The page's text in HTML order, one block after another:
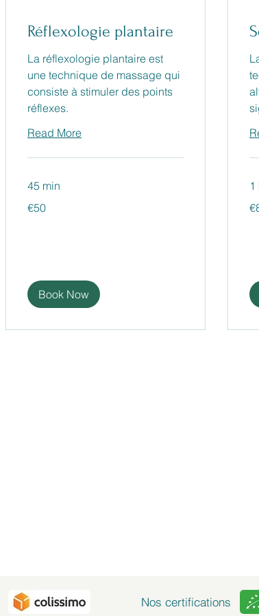
Réflexologie plantaire
La réflexologie plantaire est
une technique de massage qui
consiste à stimuler des points
réflexes.
Read More
45 min
euros
€50
Book Now
1
Nos certifications